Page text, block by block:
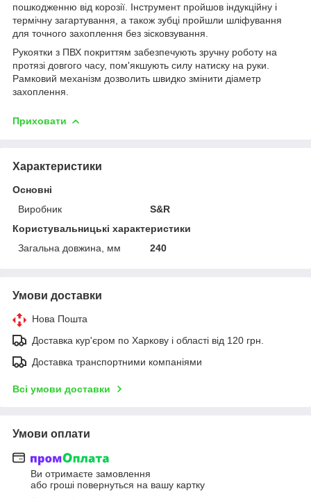
пошкодженню від корозії. Інструмент пройшов індукційну і
термічну загартування, а також зубці пройшли шліфування
для точного захоплення без зісковзування.
Рукоятки з ПВХ покриттям забезпечують зручну роботу на
протязі довгого часу, пом'якшують силу натиску на руки.
Рамковий механізм дозволить швидко змінити діаметр
захоплення.
Приховати
Характеристики
Основні
Виробник
S&R
Користувальницькі характеристики
Загальна довжина, мм
240
Умови доставки
Нова Пошта
Доставка кур'єром по Харкову і області від 120 грн.
Доставка транспортними компаніями
Всі умови доставки
Умови оплати
Ви отримаєте замовлення
або гроші повернуться на вашу картку